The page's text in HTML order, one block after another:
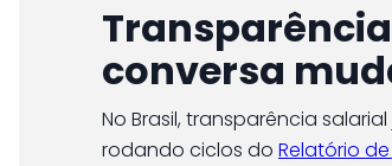
conversa
No Brasil, transparência
rodando ciclos do Relatório